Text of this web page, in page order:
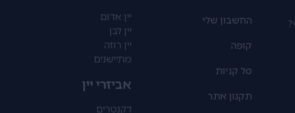
החשבון שלי
קופה
סל קניות
תקנון אתר
יין אדום
יין לבן
יין רוזה
מתיישנים
אביזרי יין
דקנטרים